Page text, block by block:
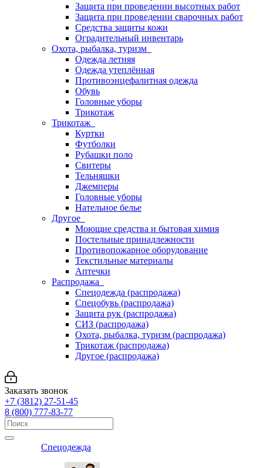
Защита при проведении высотных работ
Защита при проведении сварочных работ
Средства защиты кожи
Оградительный инвентарь
Охота, рыбалка, туризм
Одежда летняя
Одежда утеплённая
Противоэнцефалитная одежда
Обувь
Головные уборы
Трикотаж
Трикотаж
Куртки
Футболки
Рубашки поло
Свитеры
Тельняшки
Джемперы
Головные уборы
Нательное белье
Другое
Моющие средства и бытовая химия
Постельные принадлежности
Противопожарное оборудование
Текстильные материалы
Аптечки
Распродажа
Спецодежда (распродажа)
Спецобувь (распродажа)
Защита рук (распродажа)
СИЗ (распродажа)
Охота, рыбалка, туризм (распродажа)
Трикотаж (распродажа)
Другое (распродажа)
Заказать звонок
+7 (3812) 27-51-45
8 (800) 777-83-77
Спецодежда